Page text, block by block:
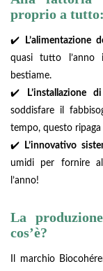
proprio a tutto:
✔️ L’alimentazione
quasi tutto l’anno
bestiame.
✔️
L’installazione
soddisfare il
tempo, questo
✔️
L’innovativo
umidi per fornire
l’anno!
La
cos’è?
Il marchio